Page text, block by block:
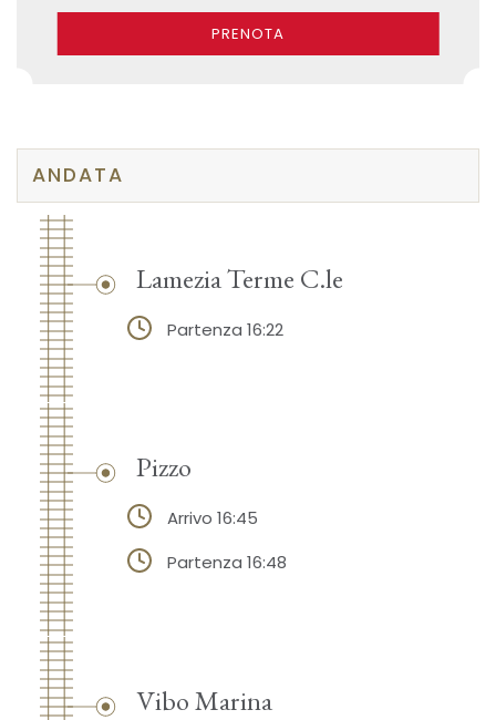
PRENOTA
ANDATA
Lamezia Terme C.le
Partenza 16:22
Pizzo
Arrivo 16:45
Partenza 16:48
Vibo Marina